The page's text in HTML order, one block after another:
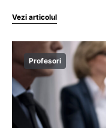
Vezi articolul
Profesori